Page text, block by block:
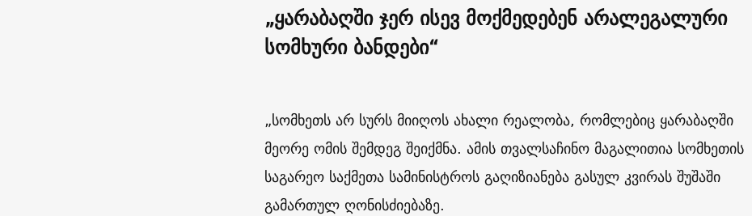
„ყარაბაღში ჯერ ისევ მოქმედებენ არალეგალური
სომხური ბანდები“
„სომხეთს არ სურს მიიღოს ახალი რეალობა, რომლებიც ყარაბაღში
მეორე ომის შემდეგ შეიქმნა. ამის თვალსაჩინო მაგალითია სომხეთის
საგარეო საქმეთა სამინისტროს გაღიზიანება გასულ კვირას შუშაში
გამართულ ღონისძიებაზე.